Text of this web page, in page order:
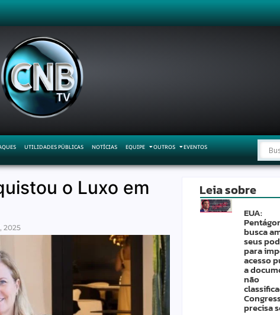
UTILIDADES PÚBLICAS NOTÍCIAS EQUIPE OUTROS EVENTOS
o Luxo em
2025
Leia sobre
EUA:
busca
seus
para
acesso
a
não
precisa